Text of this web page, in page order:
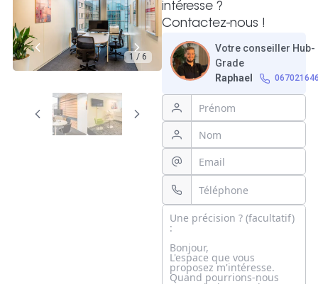
1 / 6
intéresse ?
Contactez-nous !
Votre conseiller Hub-
Grade
Raphael